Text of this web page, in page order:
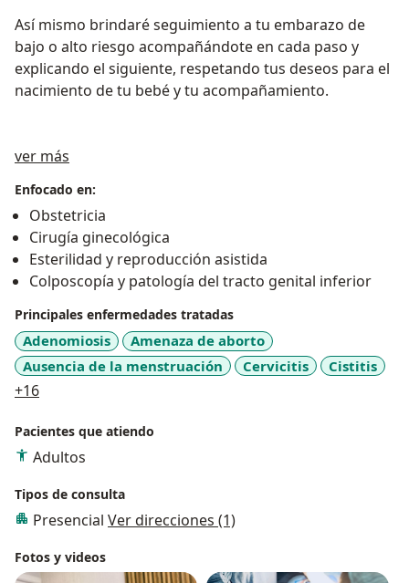
Así mismo brindaré seguimiento a tu embarazo de
bajo o alto riesgo acompañándote en cada paso y
explicando el siguiente, respetando tus deseos para el
nacimiento de tu bebé y tu acompañamiento.
ver más
Enfocado en:
Obstetricia
Cirugía ginecológica
Esterilidad y reproducción asistida
Colposcopía y patología del tracto genital inferior
Principales enfermedades tratadas
Adenomiosis
Amenaza de aborto
Ausencia de la menstruación
Cervicitis Cistitis
+16a11y_sr_more_diseases
Pacientes que atiendo
Adultos
Tipos de consulta
Presencial Ver direcciones (1)
Fotos y videos